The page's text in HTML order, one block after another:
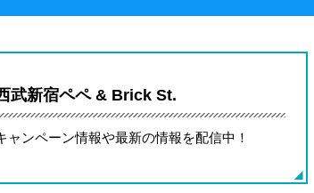
武新宿ペペ & Brick St.
ャンペーン情報や最新の情報を配信中！